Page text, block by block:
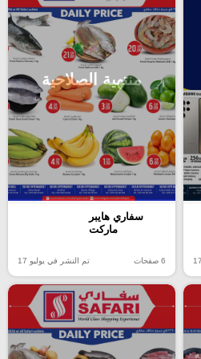
منتهية الصلاحية
سفاري هايبر
ماركت
6 صفحات تم النشر في يوليو 17